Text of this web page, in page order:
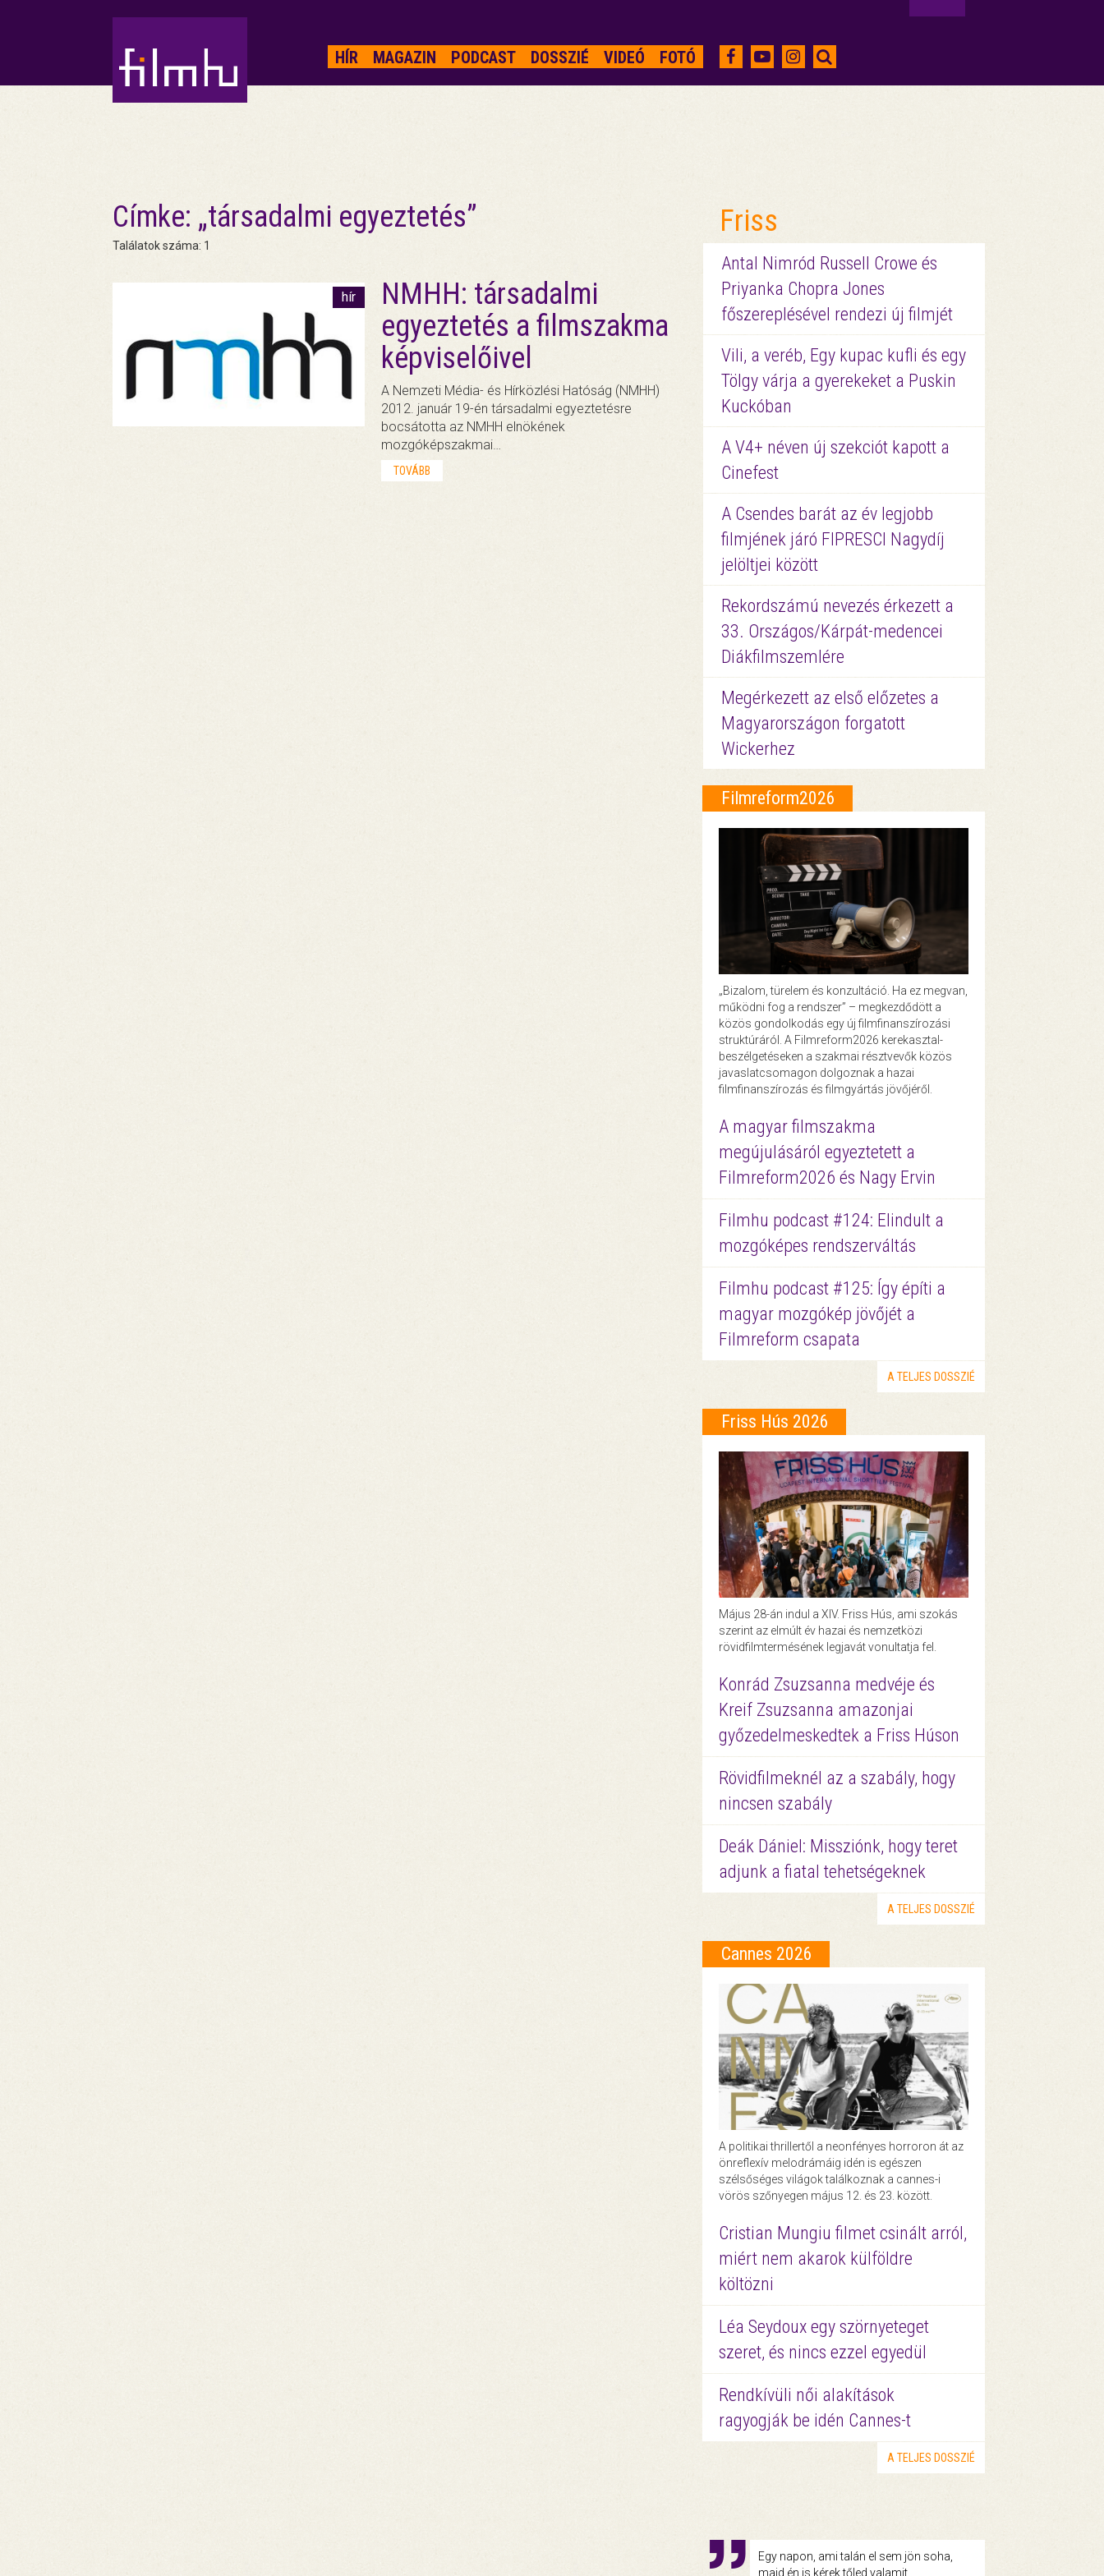
HÍR MAGAZIN PODCAST DOSSZIÉ VIDEÓ FOTÓ
Címke: „társadalmi egyeztetés”
Találatok száma: 1
hír
NMHH: társadalmi
egyeztetés a filmszakma
képviselőivel
A Nemzeti Média- és Hírközlési Hatóság (NMHH)
2012. január 19-én társadalmi egyeztetésre
bocsátotta az NMHH elnökének
mozgóképszakmai…
TOVÁBB
Friss
Antal Nimród Russell Crowe és
Priyanka Chopra Jones
főszereplésével rendezi új filmjét
Vili, a veréb, Egy kupac kufli és egy
Tölgy várja a gyerekeket a Puskin
Kuckóban
A V4+ néven új szekciót kapott a
Cinefest
A Csendes barát az év legjobb
filmjének járó FIPRESCI Nagydíj
jelöltjei között
Rekordszámú nevezés érkezett a
33. Országos/Kárpát-medencei
Diákfilmszemlére
Megérkezett az első előzetes a
Magyarországon forgatott
Wickerhez
Filmreform2026
„Bizalom, türelem és konzultáció. Ha ez megvan,
működni fog a rendszer” – megkezdődött a
közös gondolkodás egy új filmfinanszírozási
struktúráról. A Filmreform2026 kerekasztal-
beszélgetéseken a szakmai résztvevők közös
javaslatcsomagon dolgoznak a hazai
filmfinanszírozás és filmgyártás jövőjéről.
A magyar filmszakma
megújulásáról egyeztetett a
Filmreform2026 és Nagy Ervin
Filmhu podcast #124: Elindult a
mozgóképes rendszerváltás
Filmhu podcast #125: Így építi a
magyar mozgókép jövőjét a
Filmreform csapata
A TELJES DOSSZIÉ
Friss Hús 2026
Május 28-án indul a XIV. Friss Hús, ami szokás
szerint az elmúlt év hazai és nemzetközi
rövidfilmtermésének legjavát vonultatja fel.
Konrád Zsuzsanna medvéje és
Kreif Zsuzsanna amazonjai
győzedelmeskedtek a Friss Húson
Rövidfilmeknél az a szabály, hogy
nincsen szabály
Deák Dániel: Missziónk, hogy teret
adjunk a fiatal tehetségeknek
A TELJES DOSSZIÉ
Cannes 2026
A politikai thrillertől a neonfényes horroron át az
önreflexív melodrámáig idén is egészen
szélsőséges világok találkoznak a cannes-i
vörös szőnyegen május 12. és 23. között.
Cristian Mungiu filmet csinált arról,
miért nem akarok külföldre
költözni
Léa Seydoux egy szörnyeteget
szeret, és nincs ezzel egyedül
Rendkívüli női alakítások
ragyogják be idén Cannes-t
A TELJES DOSSZIÉ
Egy napon, ami talán el sem jön soha,
majd én is kérek tőled valamit.